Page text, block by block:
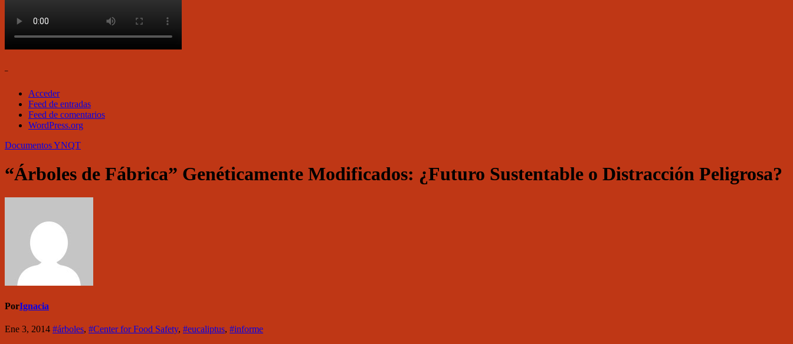
–
Acceder
Feed de entradas
Feed de comentarios
WordPress.org
DocumentosYNQT
“Árboles de Fábrica” Genéticamente Modificados: ¿Futuro Sustentable o Distracción Peligrosa?
PorIgnacia
Ene 3, 2014 #árboles, #Center for Food Safety, #eucaliptus, #informe